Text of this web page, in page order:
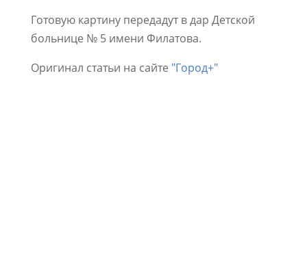
Готовую картину передадут в дар Детской
больнице № 5 имени Филатова.
Оригинал статьи на сайте "Город+"